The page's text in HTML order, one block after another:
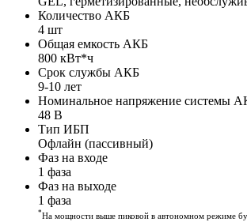
Количество АКБ
4 шт
Общая емкость АКБ
800 кВт*ч
Срок службы АКБ
9-10 лет
Номинальное напряжение системы
48 В
Тип ИБП
Офлайн (пассивный)
Фаз на входе
1 фаза
Фаз на выходе
1 фаза
*На мощности выше пиковой в автономном режиме